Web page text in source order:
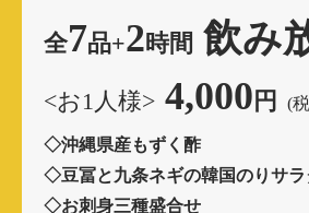
全7品+2時間 飲み
<お1人様> 4,000 円 (
◇沖縄県産もずく酢
◇豆冨と九条ネギの韓国のりサラ
◇お刺身三種盛合せ